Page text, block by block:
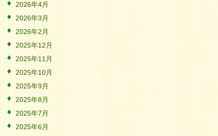
2026年4月
2026年3月
2026年2月
2025年12月
2025年11月
2025年10月
2025年9月
2025年8月
2025年7月
2025年6月